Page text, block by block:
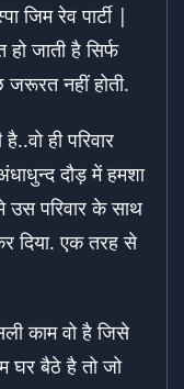
जिम रेव पार्टी |
जाती है सिर्फ
नहीं होती.
ही परिवार
दौड़ में हमशा
परिवार के साथ
दिया. एक तरह से
काम वो है जिसे
बैठे है तो जो